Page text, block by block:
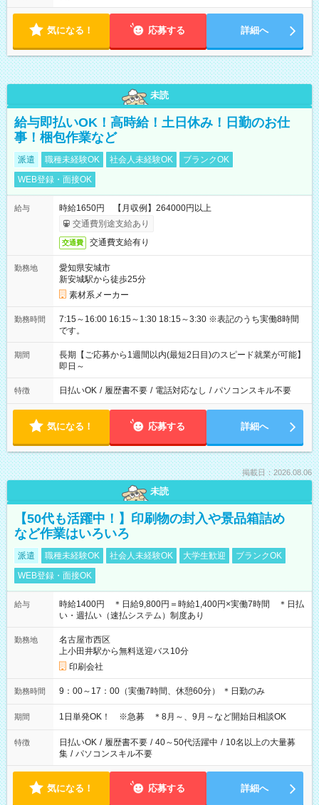
気になる！ 応募する 詳細へ
未読
給与即払いOK！高時給！土日休み！日勤のお仕
事！梱包作業など
派遣 職種未経験OK 社会人未経験OK
ブランクOK
WEB登録・面接OK
給与
時給1650円 【月収例】264000円以上
交通費別途支給あり
交通費 交通費支給有り
勤務地
愛知県安城市
新安城駅から徒歩25分
素材系メーカー
勤務時間
7:15～16:00 16:15～1:30 18:15～3:30 ※表記のうち実働8時間
です。
期間
長期【ご応募から1週間以内(最短2日目)のスピード就業が可能】
即日～
特徴 日払いOK / 履歴書不要 / 電話対応なし / パソコンスキル不要
気になる！ 応募する 詳細へ
掲載日：2026.08.06
未読
【50代も活躍中！】印刷物の封入や景品箱詰め
など作業はいろいろ
派遣 職種未経験OK 社会人未経験OK 大学生歓迎
ブランクOK
WEB登録・面接OK
給与
時給1400円 ＊日給9,800円＝時給1,400円×実働7時間 ＊日払
い・週払い（速払システム）制度あり
勤務地
名古屋市西区
上小田井駅から無料送迎バス10分
印刷会社
勤務時間 9：00～17：00（実働7時間、休憩60分） ＊日勤のみ
期間 1日単発OK！ ※急募 ＊8月～、9月～など開始日相談OK
特徴 日払いOK / 履歴書不要 / 40～50代活躍中 / 10名以上の大量募
集 / パソコンスキル不要
気になる！ 応募する 詳細へ